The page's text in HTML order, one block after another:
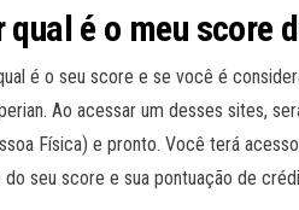
qual é o meu score
é o seu score e se você é
Ao acessar um desses sites,
Física) e pronto. Você terá
seu score e sua pontuação de